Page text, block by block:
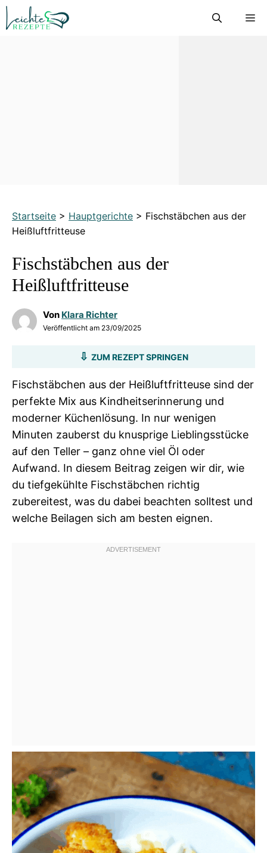
Zum
Inhalt
Startseite > Hauptgerichte > Fischstäbchen aus der
Heißluftfritteuse
Fischstäbchen aus der
Heißluftfritteuse
Von Klara Richter
Veröffentlicht am 23/09/2025
ZUM REZEPT SPRINGEN
Fischstäbchen aus der Heißluftfritteuse sind der
perfekte Mix aus Kindheitserinnerung und
moderner Küchenlösung. In nur wenigen
Minuten zauberst du knusprige Lieblingsstücke
auf den Teller – ganz ohne viel Öl oder
Aufwand. In diesem Beitrag zeigen wir dir, wie
du tiefgekühlte Fischstäbchen richtig
zubereitest, was du dabei beachten solltest und
welche Beilagen sich am besten eignen.